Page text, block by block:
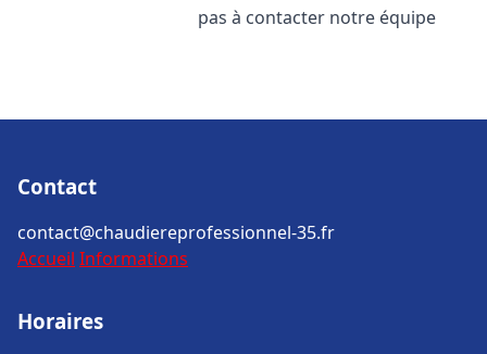
pas à contacter notre équipe
Contact
contact@chaudiereprofessionnel-35.fr
Accueil Informations
Horaires